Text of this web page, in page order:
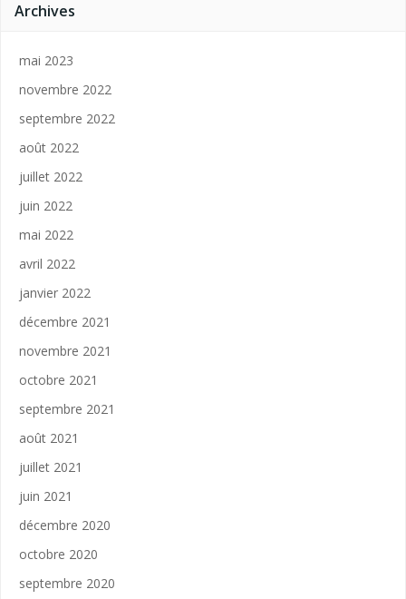
Archives
mai 2023
novembre 2022
septembre 2022
août 2022
juillet 2022
juin 2022
mai 2022
avril 2022
janvier 2022
décembre 2021
novembre 2021
octobre 2021
septembre 2021
août 2021
juillet 2021
juin 2021
décembre 2020
octobre 2020
septembre 2020